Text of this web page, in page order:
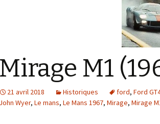
Mirage M1
21 avril 2018 Historiques ford, Ford
John Wyer, Le mans, Le Mans 1967, Mirage, Mirage